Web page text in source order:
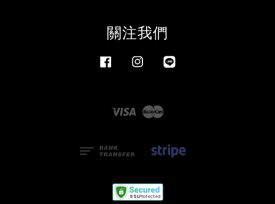
關注我們
Facebook Instagram
Visa